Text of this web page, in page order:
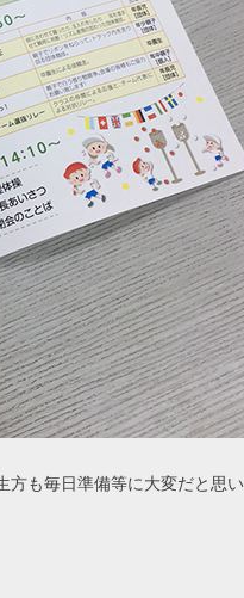
も毎日準備等に大変だと思